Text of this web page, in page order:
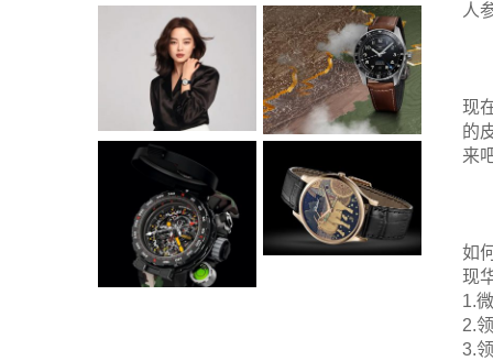
人
现
的
来
如
现
1.
2.
3.